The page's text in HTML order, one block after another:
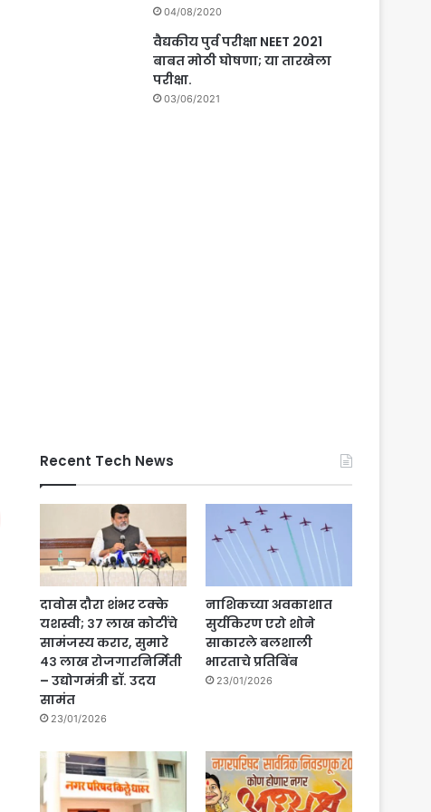
04/08/2020
वैद्यकीय पुर्व परीक्षा NEET 2021
बाबत मोठी घोषणा; या तारखेला
परीक्षा.
03/06/2021
Recent Tech News
दावोस दौरा शंभर टक्के
यशस्वी; ३७ लाख कोटींचे
सामंजस्य करार, सुमारे
४३ लाख रोजगारनिर्मिती
– उद्योगमंत्री डॉ. उदय
सामंत
23/01/2026
नाशिकच्या अवकाशात
सुर्यकिरण एरो शोने
साकारले बलशाली
भारताचे प्रतिबिंब
23/01/2026